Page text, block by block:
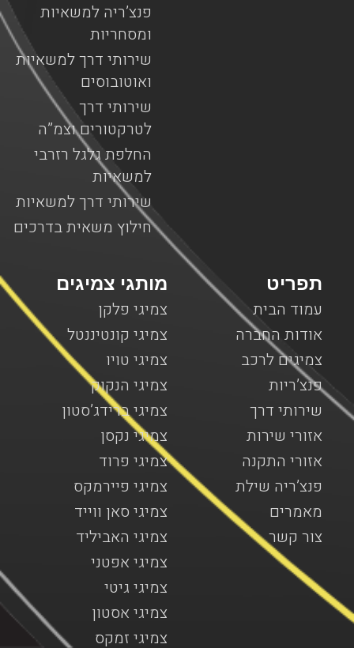
פנצ’ריה למשאיות
ומסחריות
שירותי דרך למשאיות
ואוטובוסים
שירותי דרך
לטרקטורים וצמ”ה
החלפת גלגל רזרבי
למשאיות
שירותי דרך למשאיות
חילוץ משאית בדרכים
מותגי צמיגים
צמיגי פלקן
צמיגי קונטיננטל
צמיגי טויו
צמיגי הנקוק
צמיגי ברידג’סטון
צמיגי נקסן
צמיגי פרוד
צמיגי פיירמקס
צמיגי סאן ווייד
צמיגי האביליד
צמיגי אפטני
צמיגי גיטי
צמיגי אסטון
צמיגי זמקס
תפריט
עמוד הבית
אודות החברה
צמיגים לרכב
פנצ’ריות
שירותי דרך
אזורי שירות
אזורי התקנה
פנצ’ריה שילת
מאמרים
צור קשר